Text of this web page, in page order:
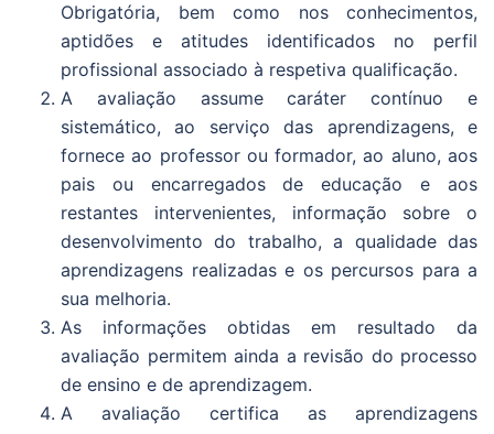
Obrigatória, bem como nos conhecimentos,
aptidões e atitudes identificados no perfil
profissional associado à respetiva qualificação.
A avaliação assume caráter contínuo e
sistemático, ao serviço das aprendizagens, e
fornece ao professor ou formador, ao aluno, aos
pais ou encarregados de educação e aos
restantes intervenientes, informação sobre o
desenvolvimento do trabalho, a qualidade das
aprendizagens realizadas e os percursos para a
sua melhoria.
As informações obtidas em resultado da
avaliação permitem ainda a revisão do processo
de ensino e de aprendizagem.
A avaliação certifica as aprendizagens